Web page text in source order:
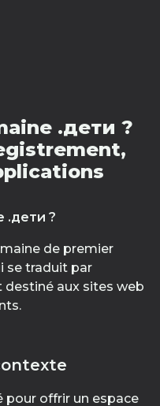
.дети ?
.дети ?
de premier
se traduit par
destiné aux sites web
pour offrir un espace